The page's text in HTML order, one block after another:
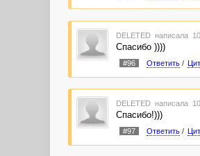
DELETED написала
Спасибо ))))
#96 Ответить/
DELETED написала
Спасибо!)))
#97 Ответить/